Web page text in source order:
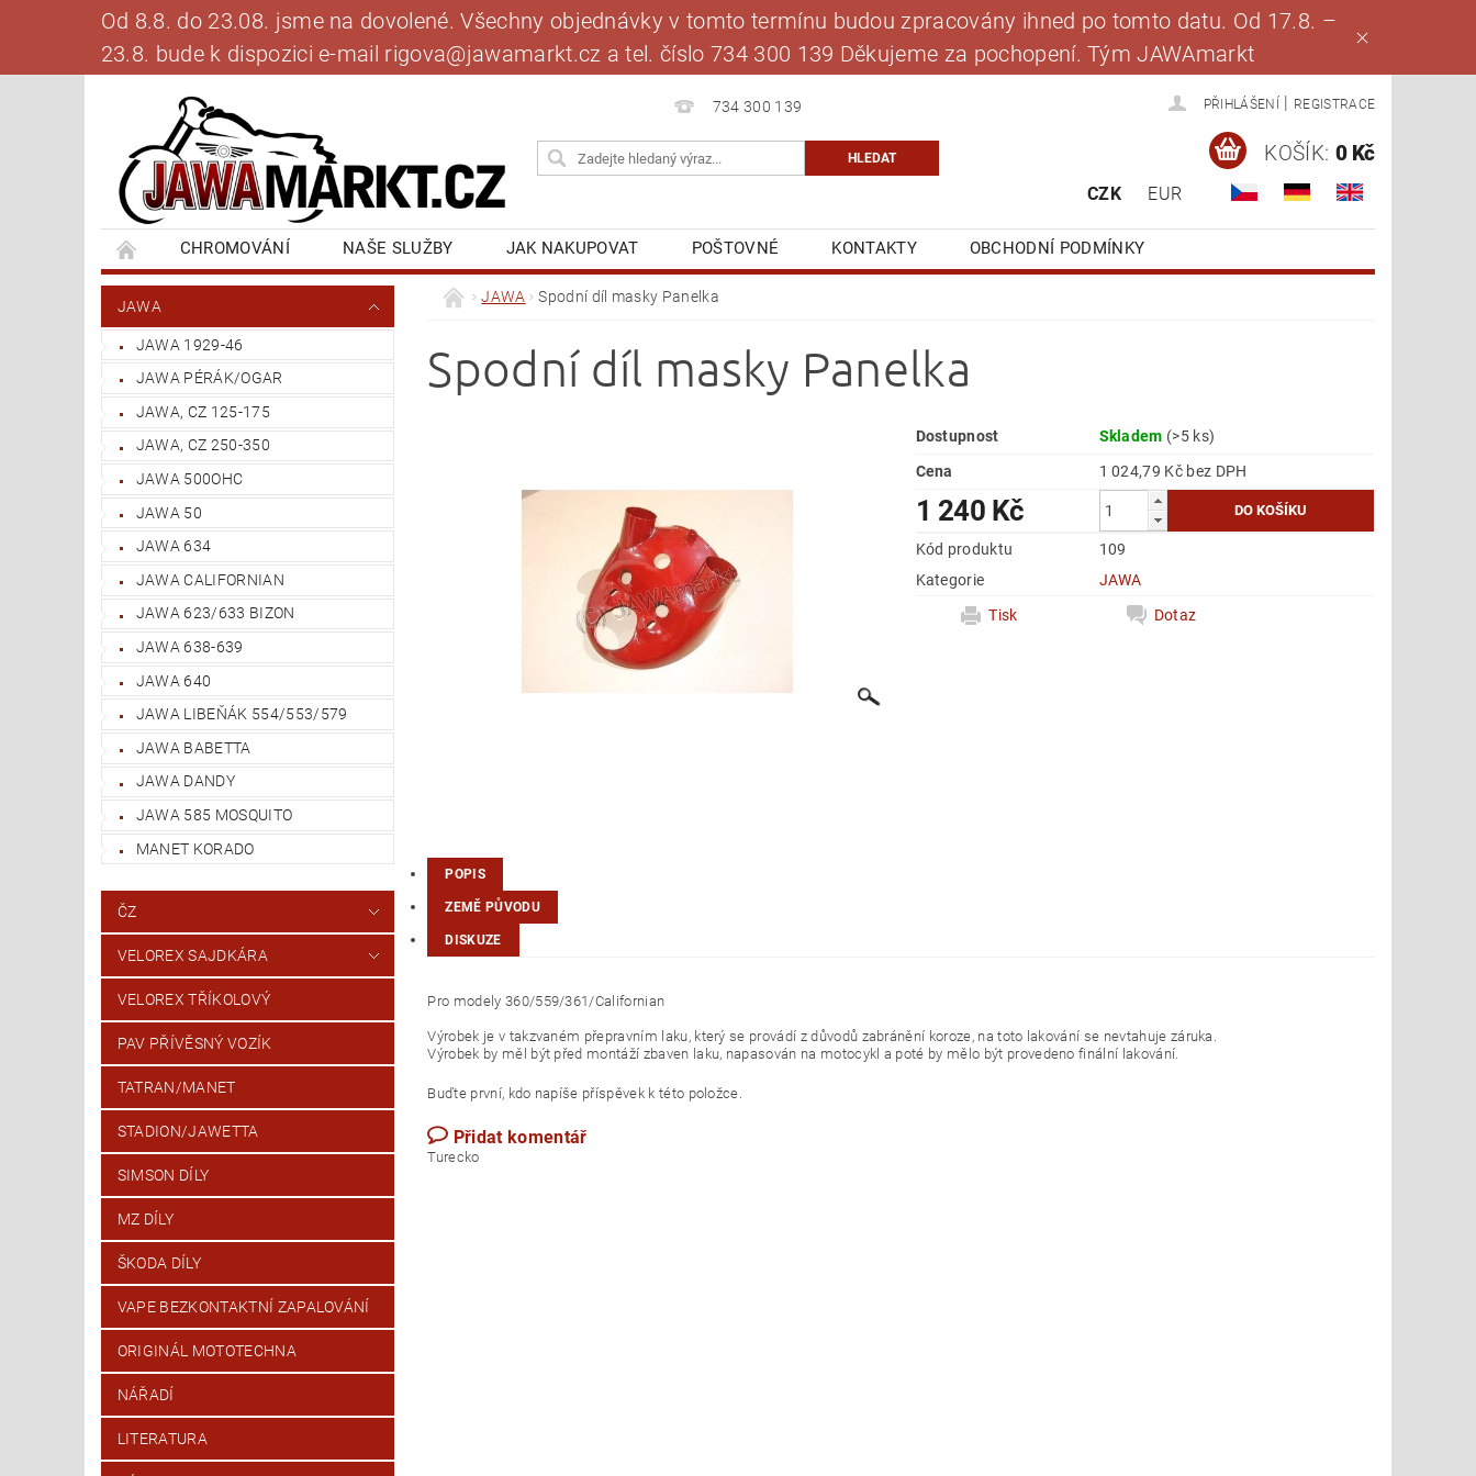
Od 8.8. do 23.08. jsme na dovolené. Všechny objednávky v tomto termínu budou zpracovány ihned po tomto datu. Od 17.8. –
23.8. bude k dispozici e-mail rigova@jawamarkt.cz a tel. číslo 734 300 139 Děkujeme za pochopení. Tým JAWAmarkt
734 300 139 PŘIHLÁŠENÍ REGISTRACE
CZK EUR
KOŠÍK: 0 Kč
CHROMOVÁNÍ NAŠE SLUŽBY JAK NAKUPOVAT POŠTOVNÉ KONTAKTY
OBCHODNÍ PODMÍNKY
BANKOVNÍ SPOJENÍ
NAPIŠTE NÁM BLOG MOJE OBJEDNÁVKA
JAWA
JAWA 1929-46
JAWA PÉRÁK/OGAR
JAWA, CZ 125-175
JAWA, CZ 250-350
JAWA 500OHC
JAWA 50
JAWA 634
JAWA CALIFORNIAN
JAWA 623/633 BIZON
JAWA 638-639
JAWA 640
JAWA LIBEŇÁK 554/553/579
JAWA BABETTA
JAWA DANDY
JAWA 585 MOSQUITO
MANET KORADO
ČZ
VELOREX SAJDKÁRA
VELOREX TŘÍKOLOVÝ
PAV PŘÍVĚSNÝ VOZÍK
TATRAN/MANET
STADION/JAWETTA
SIMSON DÍLY
MZ DÍLY
ŠKODA DÍLY
VAPE BEZKONTAKTNÍ ZAPALOVÁNÍ
ORIGINÁL MOTOTECHNA
NÁŘADÍ
LITERATURA
JAWA Spodní díl masky Panelka
Spodní díl masky Panelka
Dostupnost Skladem (>5 ks)
Cena
1 024,79 Kč bez DPH
1 240 Kč
Kód produktu
109
Kategorie
JAWA
Tisk
Dotaz
POPIS
ZEMĚ PŮVODU
DISKUZE
Pro modely 360/559/361/Californian
Výrobek je v takzvaném přepravním laku, který se provádí z důvodů zabránění koroze, na toto lakování se nevtahuje záruka.
Výrobek by měl být před montáží zbaven laku, napasován na motocykl a poté by mělo být provedeno finální lakování.
Buďte první, kdo napíše příspěvek k této položce.
Přidat komentář
Turecko